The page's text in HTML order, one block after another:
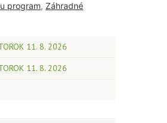
program, Záhradné
11. 8. 2026
11. 8. 2026